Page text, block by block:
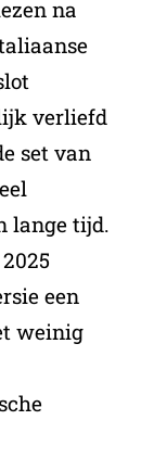
na
verliefd
set van
lange tijd.
een
weinig